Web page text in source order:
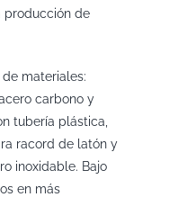
producción de
materiales:
carbono y
tubería plástica,
racord de latón y
inoxidable. Bajo
en más